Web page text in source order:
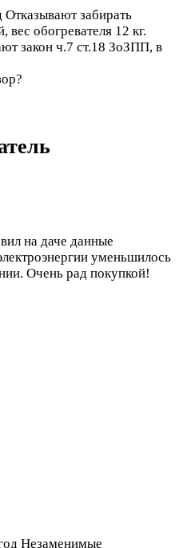
Отказывают забирать
вес обогревателя 12 кг.
закон ч.7 ст.18 ЗоЗПП, в
на даче данные
уменьшилось
Очень рад покупкой!
Незаменимые